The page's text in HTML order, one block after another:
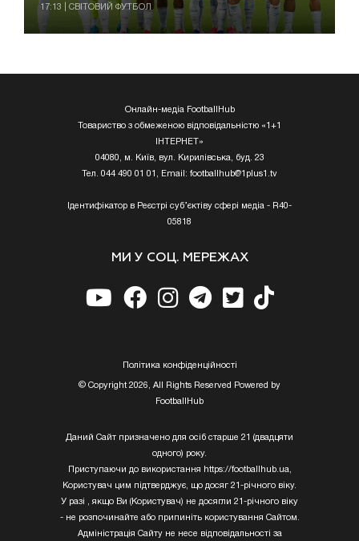
17:13 | СВІТОВИЙ ФУТБОЛ
Онлайн-медіа FootballHub
Товариство з обмеженою відповідальністю «1+1
ІНТЕРНЕТ»
04080, м. Київ, вул. Кирилівська, буд. 23
Тел. 044 490 01 01, Email: footballhub@1plus1.tv
Ідентифікатор в Реєстрі суб’єктіву сфері медіа - R40-
05818
МИ У СОЦ. МЕРЕЖАХ
Полiтика конфiденцiйностi
© Copyright 2026, All Rights Reserved Powered by
FootballHub
Даний Сайт призначено для осіб старше 21 (двадцяти
одного) року.
Приступаючи до використання https://footballhub.ua,
Користувач цим підтверджує, що досяг 21-річного віку.
У разі , якщо Ви (Користувач) не досягли 21-річного віку
- не розпочинайте або припиніть користування Сайтом.
Адміністрація Сайту не несе відповідальності за